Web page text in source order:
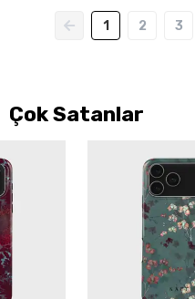
1 2 3
Çok Satanlar